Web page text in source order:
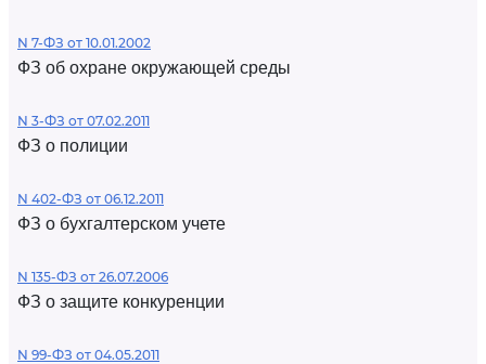
N 7-ФЗ от 10.01.2002
ФЗ об охране окружающей среды
N 3-ФЗ от 07.02.2011
ФЗ о полиции
N 402-ФЗ от 06.12.2011
ФЗ о бухгалтерском учете
N 135-ФЗ от 26.07.2006
ФЗ о защите конкуренции
N 99-ФЗ от 04.05.2011